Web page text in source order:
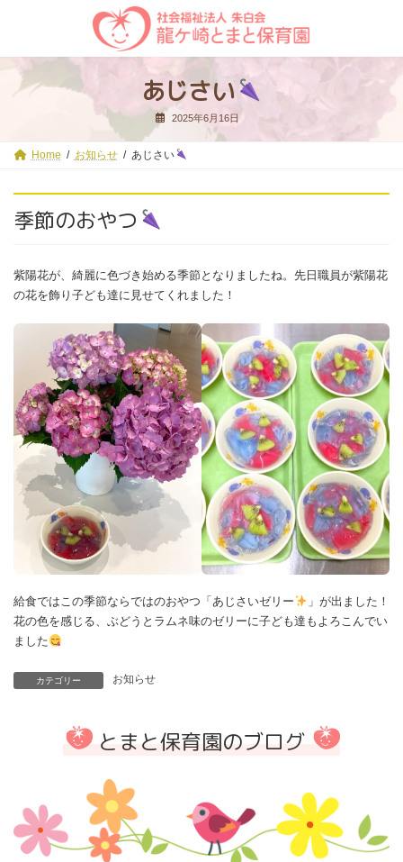
ン
ー
あじさい
2025年6月16日
Home お知らせ あじさい
季節のおやつ
紫陽花が、綺麗に色づき始める季節となりましたね。先日職員が紫陽花
の花を飾り子ども達に見せてくれました！
給食ではこの季節ならではのおやつ「あじさいゼリー
」が出ました！
花の色を感じる、ぶどうとラムネ味のゼリーに子ども達もよろこんでい
ました
カテゴリー お知らせ
とまと保育園のブログ